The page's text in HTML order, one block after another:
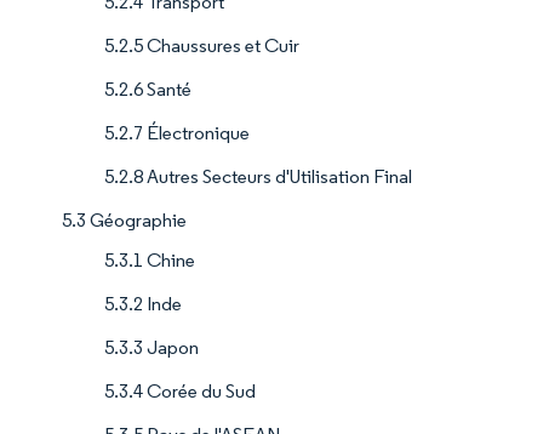
5.2.5 Chaussures et Cuir
5.2.6 Santé
5.2.7 Électronique
5.2.8 Autres Secteurs d'Utilisation Final
5.3 Géographie
5.3.1 Chine
5.3.2 Inde
5.3.3 Japon
5.3.4 Corée du Sud